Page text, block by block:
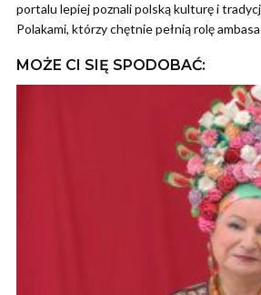
portalu lepiej poznali polską kulturę i
Polakami, którzy chętnie pełnią rolę
MOŻE CI SIĘ SPODOBAĆ: